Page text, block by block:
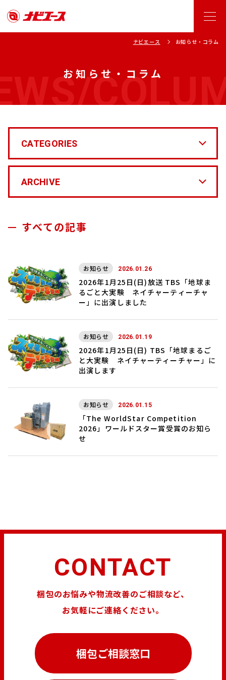
お知らせ・コラム
ナビエース お知らせ・コラム
すべての記事
お知らせ 2026.01.26
2026年1月25日(日)放送 TBS「地球ま
るごと大実験 ネイチャーティーチャ
ー」に出演しました
お知らせ 2026.01.19
2026年1月25日(日) TBS「地球まるご
と大実験 ネイチャーティーチャー」に
出演します
お知らせ 2026.01.15
「The WorldStar Competition
2026」ワールドスター賞受賞のお知ら
せ
CATEGORIES
ARCHIVE
CONTACT
梱包のお悩みや物流改善のご相談など、
お気軽にご連絡ください。
梱包ご相談窓口